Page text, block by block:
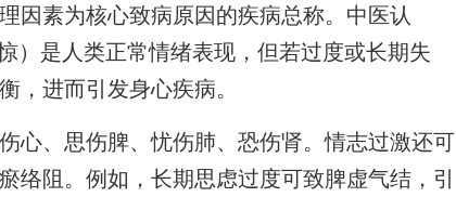
素为核心致病原因的疾病总称。中医认
）是人类正常情绪表现，但若过度或长期失
，进而引发身心疾病。
、思伤脾、忧伤肺、恐伤肾。情志过激还可
络阻。例如，长期思虑过度可致脾虚气结，引